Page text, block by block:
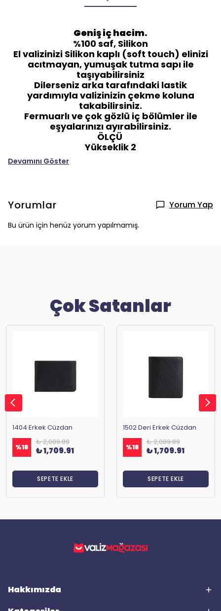
Geniş iç hacim.
%100 saf, Silikon
El valizinizi Silikon kaplı (soft touch) elinizi
acıtmayan, yumuşak tutma sapı ile
taşıyabilirsiniz
Dilerseniz arka tarafındaki lastik
yardımıyla valizinizin çekme koluna
takabilirsiniz.
Fermuarlı ve çok gözlü iç bölümler ile
eşyalarınızı ayırabilirsiniz.
ÖLÇÜ
Yükseklik 2
Devamını Göster
Yorumlar Yorum Yap
Bu ürün için henüz yorum yapılmamış.
Çok Satanlar
1404 Erkek Cüzdan
%18
₺ 2,089.89
₺ 1,709.91
SEPETE EKLE
1502 Deri Erkek Cüzdan
%18
₺ 2,089.89
₺ 1,709.91
SEPETE EKLE
Hakkımızda